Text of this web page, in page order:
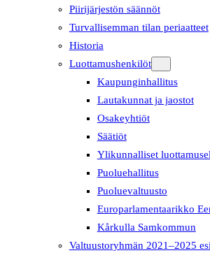
Piirijärjestön säännöt
Turvallisemman tilan periaatteet
Historia
Luottamushenkilöt
Kaupunginhallitus
Lautakunnat ja jaostot
Osakeyhtiöt
Säätiöt
Ylikunnalliset
Puoluehallitus
Puoluevaltuusto
Europarlamentaarikko
Kårkulla Samkommun
Valtuustoryhmän 2021–2025